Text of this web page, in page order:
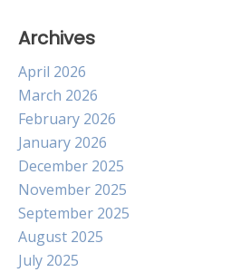
Archives
April 2026
March 2026
February 2026
January 2026
December 2025
November 2025
September 2025
August 2025
July 2025